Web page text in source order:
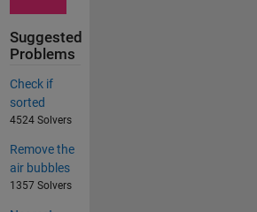
Suggested
Problems
Check if
sorted
4524 Solvers
Remove the
air bubbles
1357 Solvers